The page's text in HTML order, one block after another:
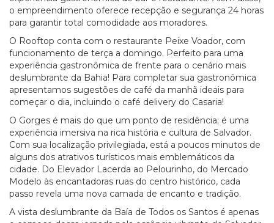
o empreendimento oferece recepção e segurança 24 horas
para garantir total comodidade aos moradores.
O Rooftop conta com o restaurante Peixe Voador, com
funcionamento de terça a domingo. Perfeito para uma
experiência gastronômica de frente para o cenário mais
deslumbrante da Bahia! Para completar sua gastronômica
apresentamos sugestões de café da manhã ideais para
começar o dia, incluindo o café delivery do Casaria!
O Gorges é mais do que um ponto de residência; é uma
experiência imersiva na rica história e cultura de Salvador.
Com sua localização privilegiada, está a poucos minutos de
alguns dos atrativos turísticos mais emblemáticos da
cidade. Do Elevador Lacerda ao Pelourinho, do Mercado
Modelo às encantadoras ruas do centro histórico, cada
passo revela uma nova camada de encanto e tradição.
A vista deslumbrante da Baía de Todos os Santos é apenas